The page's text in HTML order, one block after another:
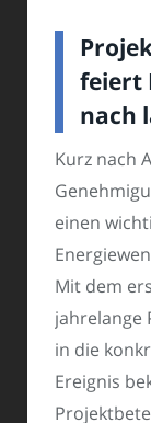
feiert
nach
Kurz nach
einen
Mit dem
jahrelange
in die
Ereignis